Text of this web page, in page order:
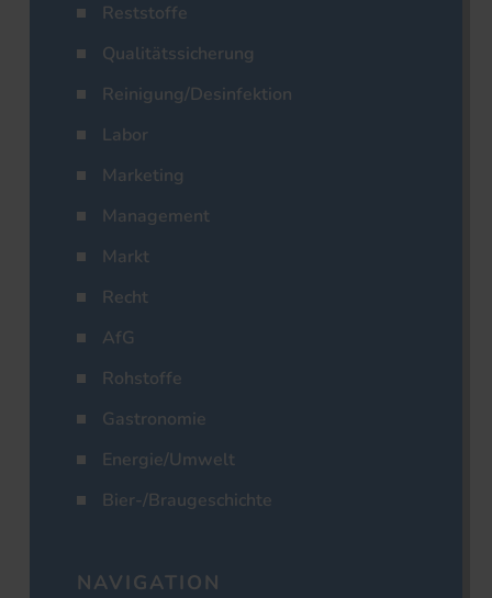
Reststoffe
Qualitätssicherung
Reinigung/Desinfektion
Labor
Marketing
Management
Markt
Recht
AfG
Rohstoffe
Gastronomie
Energie/Umwelt
Bier-/Braugeschichte
NAVIGATION